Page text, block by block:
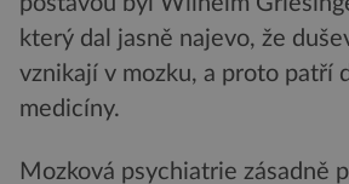
který dal jasně najevo, že
vznikají v mozku, a proto patří
medicíny.
Mozková psychiatrie zásadně